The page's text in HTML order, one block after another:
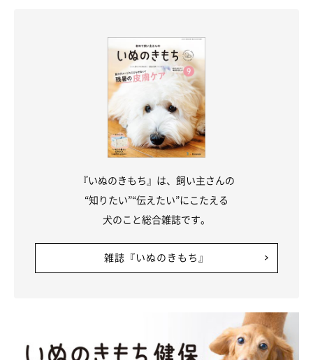
『いぬのきもち』は、飼い主さんの
“知りたい”“伝えたい”にこたえる
犬のこと総合雑誌です。
雑誌『いぬのきもち』